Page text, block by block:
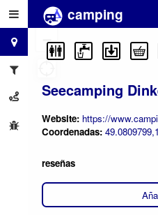
camping
Seecamping
Website: https://
Coordenadas:
reseñas
+
−